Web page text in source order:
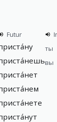
Futur
ты
вы